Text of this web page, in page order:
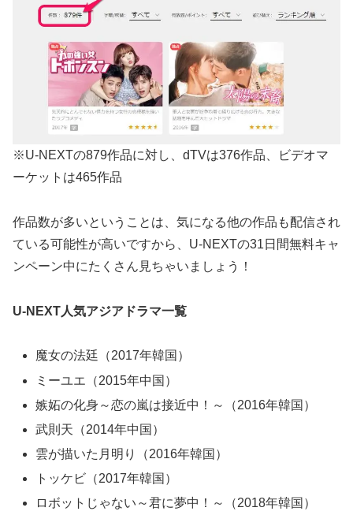
※U-NEXTの879作品に対し、dTVは376作品、ビデオマ
ーケットは465作品
作品数が多いということは、気になる他の作品も配信され
ている可能性が高いですから、U-NEXTの31日間無料キャ
ンペーン中にたくさん見ちゃいましょう！
U-NEXT人気アジアドラマ一覧
魔女の法廷（2017年韓国）
ミーユエ（2015年中国）
嫉妬の化身～恋の嵐は接近中！～（2016年韓国）
武則天（2014年中国）
雲が描いた月明り（2016年韓国）
トッケビ（2017年韓国）
ロボットじゃない～君に夢中！～（2018年韓国）